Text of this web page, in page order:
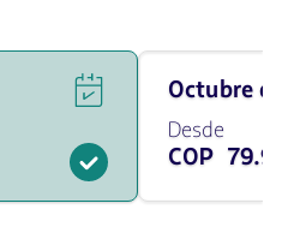
Viaja
en
octubre
de
2026
79900
octubre
Desde
COP